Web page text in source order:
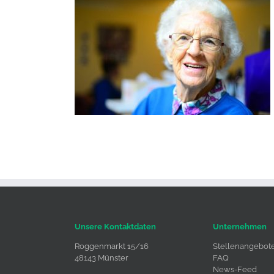
Unsere Kontaktdaten
Roggenmarkt 15/16
48143 Münster
Unternehmen
FAQ
News-Feed